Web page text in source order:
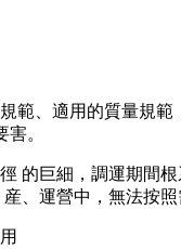
範、適用的質量規
。
的巨細，調運期間
、運營中，無法按